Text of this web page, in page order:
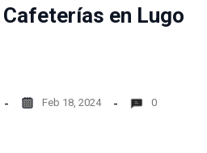
en Lugo
Feb 18, 2024 0